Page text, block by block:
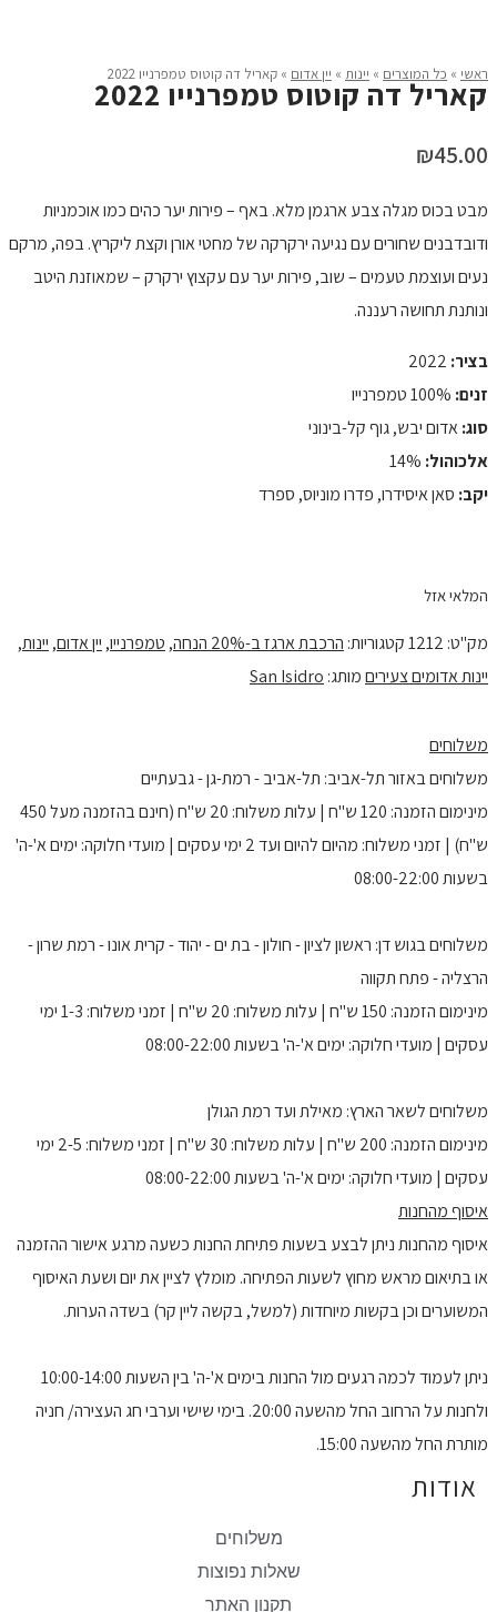
ראשי » כל המוצרים » יינות » יין אדום » קאריל דה קוטוס טמפרנייו 2022
קאריל דה קוטוס טמפרנייו 2022
₪45.00
מבט בכוס מגלה צבע ארגמן מלא. באף – פירות יער כהים כמו אוכמניות
ודובדבנים שחורים עם נגיעה ירקרקה של מחטי אורן וקצת ליקריץ. בפה, מרקם
נעים ועוצמת טעמים – שוב, פירות יער עם עקצוץ ירקרק – שמאוזנת היטב
ונותנת תחושה רעננה.
בציר:
זנים:
סוג:אדום יבש, גוף קל-בינוני
אלכוהול:
יקב: סאן איסידרו, פדרו מוניוס, ספרד
המלאי אזל
מק"ט: 1212קטגוריות: הרכבת ארגז ב-20% הנחה , טמפרנייו, יין אדום, יינות,
יינות אדומים צעיריםמותג: San Isidro
משלוחים
משלוחים באזור תל-אביב: תל-אביב - רמת-גן - גבעתיים
מינימום הזמנה: 120 ש"ח | עלות משלוח: 20 ש"ח (חינם בהזמנה מעל 450
ש"ח) | זמני משלוח: מהיום להיום ועד 2 ימי עסקים | מועדי חלוקה: ימים א'-ה'
בשעות 08:00-22:00
משלוחים בגוש דן: ראשון לציון - חולון - בת ים - יהוד - קרית אונו - רמת שרון -
הרצליה - פתח תקווה
מינימום הזמנה: 150 ש"ח | עלות משלוח: 20 ש"ח | זמני משלוח: 1-3 ימי
עסקים | מועדי חלוקה: ימים א'-ה' בשעות 08:00-22:00
משלוחים לשאר הארץ: מאילת ועד רמת הגולן
מינימום הזמנה: 200 ש"ח | עלות משלוח: 30 ש"ח | זמני משלוח: 2-5 ימי
עסקים | מועדי חלוקה: ימים א'-ה' בשעות 08:00-22:00
איסוף מהחנות
איסוף מהחנות ניתן לבצע בשעות פתיחת החנות כשעה מרגע אישור ההזמנה
או בתיאום מראש מחוץ לשעות הפתיחה. מומלץ לציין את יום ושעת האיסוף
המשוערים וכן בקשות מיוחדות (למשל, בקשה ליין קר) בשדה הערות.
ניתן לעמוד לכמה רגעים מול החנות בימים א'-ה' בין השעות 10:00-14:00
ולחנות על הרחוב החל מהשעה 20:00. בימי שישי וערבי חג העצירה/ חניה
מותרת החל מהשעה 15:00.
אודות
משלוחים
שאלות נפוצות
תקנון האתר